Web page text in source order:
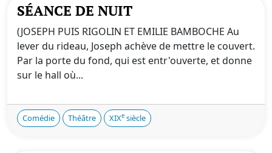
SÉANCE DE NUIT
(JOSEPH PUIS RIGOLIN ET EMILIE BAMBOCHE Au
lever du rideau, Joseph achève de mettre le couvert.
Par la porte du fond, qui est entr'ouverte, et donne
sur le hall où...
Comédie Théâtre XIXe siècle